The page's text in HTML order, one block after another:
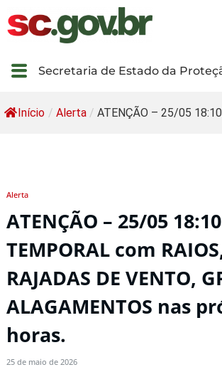
Secretaria de Estado da
Início / Alerta / ATENÇÃO – 25/05
Alerta
ATENÇÃO – 25/05
TEMPORAL com
RAJADAS DE VENTO,
ALAGAMENTOS nas
horas.
25 de maio de 2026